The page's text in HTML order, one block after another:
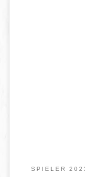
SPIELER